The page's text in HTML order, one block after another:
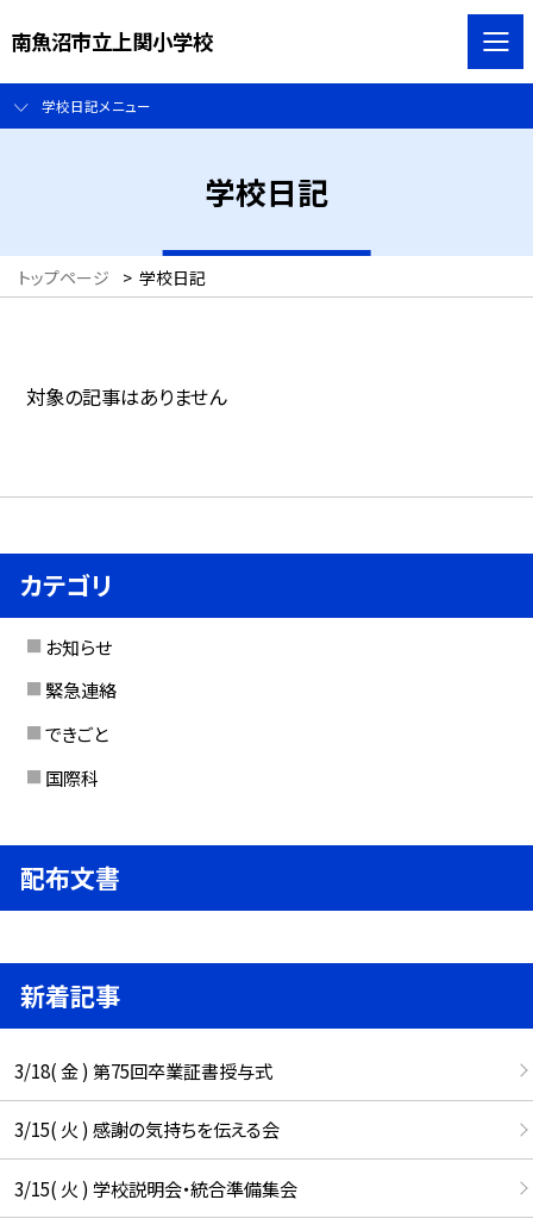
南魚沼市立上関小学校
学校日記メニュー
学校日記
トップページ > 学校日記
対象の記事はありません
カテゴリ
お知らせ
緊急連絡
できごと
国際科
配布文書
新着記事
3/18( 金 ) 第75回卒業証書授与式
3/15( 火 ) 感謝の気持ちを伝える会
3/15( 火 ) 学校説明会・統合準備集会